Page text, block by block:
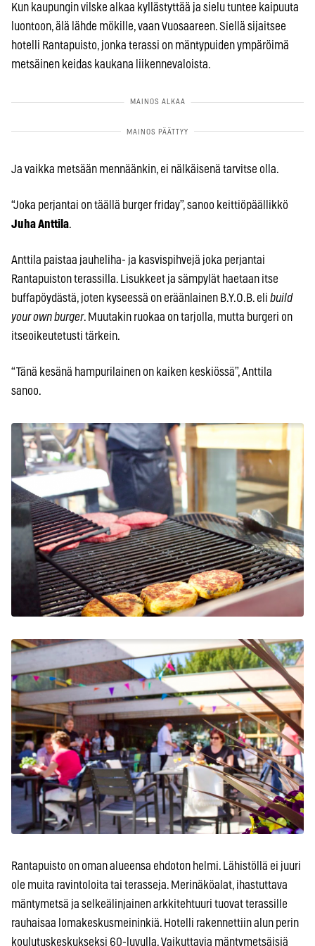
Kun kaupungin vilske alkaa kyllästyttää ja sielu tuntee kaipuuta
luontoon, älä lähde mökille, vaan Vuosaareen. Siellä sijaitsee
hotelli Rantapuisto, jonka terassi on mäntypuiden ympäröimä
metsäinen keidas kaukana liikennevaloista.
Ja vaikka metsään mennäänkin, ei nälkäisenä tarvitse olla.
“Joka perjantai on täällä burger friday”, sanoo keittiöpäällikkö
Juha Anttila.
Anttila paistaa jauheliha- ja kasvispihvejä joka perjantai
Rantapuiston terassilla. Lisukkeet ja sämpylät haetaan itse
buffapöydästä, joten kyseessä on eräänlainen B.Y.O.B. eli build
your own burger. Muutakin ruokaa on tarjolla, mutta burgeri on
itseoikeutetusti tärkein.
“Tänä kesänä hampurilainen on kaiken keskiössä”, Anttila
sanoo.
Rantapuisto on oman alueensa ehdoton helmi. Lähistöllä ei juuri
ole muita ravintoloita tai terasseja. Merinäköalat, ihastuttava
mäntymetsä ja selkeälinjainen arkkitehtuuri tuovat terassille
rauhaisaa lomakeskusmeininkiä. Hotelli rakennettiin alun perin
koulutuskeskukseksi 60-luvulla. Vaikuttavia mäntymetsäisiä